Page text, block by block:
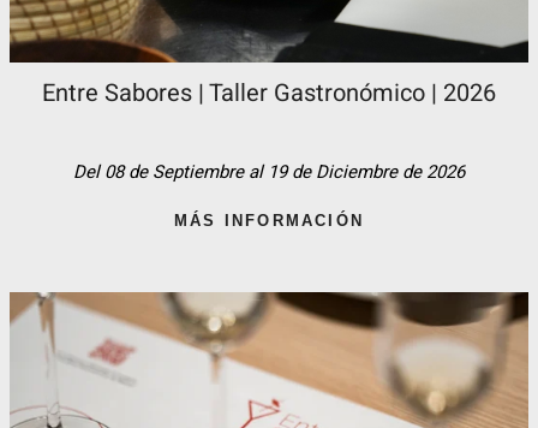
Entre Sabores | Taller Gastronómico | 2026
Del 08 de Septiembre al 19 de Diciembre de 2026
MÁS INFORMACIÓN